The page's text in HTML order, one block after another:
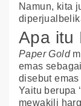
Namun, kita
Apa itu
Paper Gold
emas
disebut
Yaitu berupa
mewakili